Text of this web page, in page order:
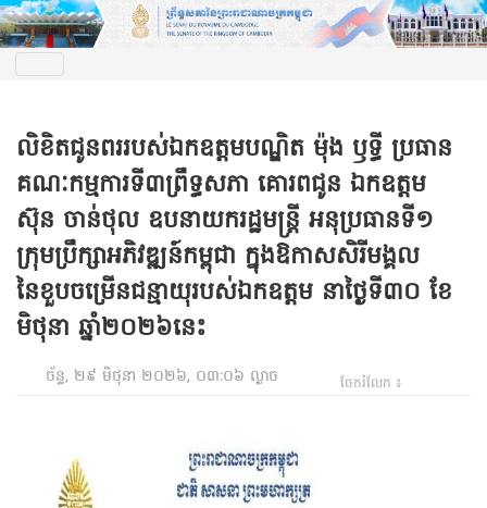
លិខិតជូនពររបស់ឯកឧត្តមបណ្ឌិត ម៉ុង ឫទ្ធី ប្រធាន
គណៈកម្មការទី៣ព្រឹទ្ធសភា គោរពជូន ឯកឧត្តម
ស៊ុន ចាន់ថុល ឧបនាយករដ្ឋមន្ត្រី អនុប្រធានទី១
ក្រុមប្រឹក្សាអភិវឌ្ឍន៍កម្ពុជា ក្នុងឱកាសសិរីមង្គល
នៃខួបចម្រើនជន្មាយុរបស់ឯកឧត្តម នាថ្ងៃទី៣០ ខែ
មិថុនា ឆ្នាំ២០២៦នេះ
ច័ន្ទ, ២៩ មិថុនា ២០២៦, ០៣:០៦ ល្ងាច ចែករំលែក ៖